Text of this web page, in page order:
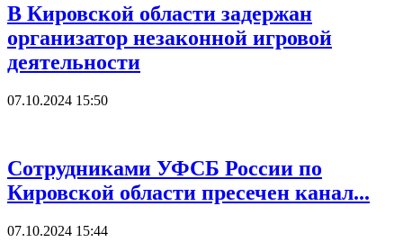
В Кировской области задержан
организатор незаконной игровой
деятельности
07.10.2024 15:50
Сотрудниками УФСБ России по
Кировской области пресечен канал...
07.10.2024 15:44